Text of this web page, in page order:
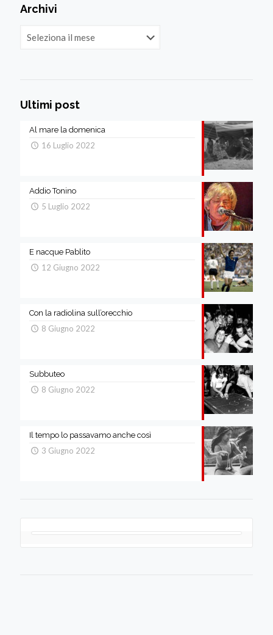
Archivi
Ultimi post
Al mare la domenica
16 Luglio 2022
Addio Tonino
5 Luglio 2022
E nacque Pablito
12 Giugno 2022
Con la radiolina sull’orecchio
8 Giugno 2022
Subbuteo
8 Giugno 2022
Il tempo lo passavamo anche così
3 Giugno 2022